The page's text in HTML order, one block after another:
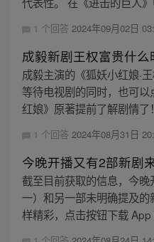
1 个回答 2024年09月02日
成毅新剧王权富贵什么
成毅主演的《狐妖小红娘·
等待电视剧的同时，也可
红娘》原著提前了解剧情了！
1 个回答 2024年08月31日
今晚开播又有2部新剧
截至目前获取的信息，今
一）和另一部未明确提及
样精彩，点击按钮下载 App